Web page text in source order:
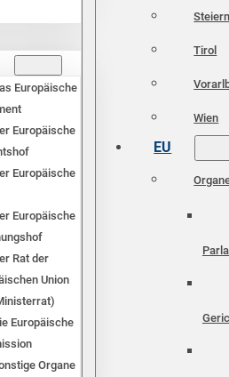
Europäische
Europäische
Europäische
Europäische
Rat der
Union
Europäische
Organe
Tirol
Wien
EU